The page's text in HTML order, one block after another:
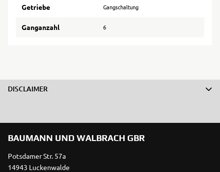
Getriebe Gangschaltung
Ganganzahl 6
DISCLAIMER
BAUMANN UND WALBRACH GBR
Potsdamer Str. 57a
14943 Luckenwalde